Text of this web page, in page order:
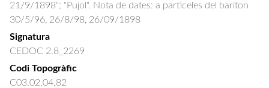
21/9/1898"; "Pujol". Nota de dates: a particeles del bariton
30/5/96, 26/8/98, 26/09/1898
Signatura
CEDOC 2.8_2269
Codi Topogràfic
C03.02.04.82